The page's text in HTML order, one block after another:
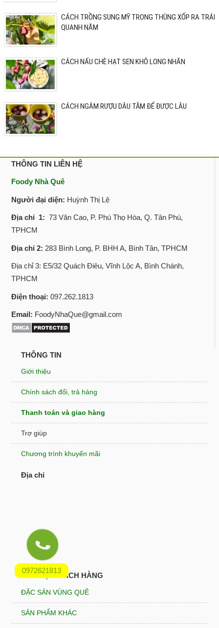
CÁCH TRỒNG SUNG MỸ TRONG THÙNG XỐP RA TRÁI
QUANH NĂM
CÁCH NẤU CHÈ HẠT SEN KHÔ LONG NHÃN
CÁCH NGÂM RƯỢU DÂU TẰM ĐỂ ĐƯỢC LÂU
0972621813
THÔNG TIN LIÊN HỆ
Foody Nhà Quê
Người đại diện: Huỳnh Thị Lệ
Địa chỉ 1: 73 Văn Cao, P. Phú Thọ Hòa, Q. Tân Phú,
TPHCM
Địa chỉ 2: 283 Bình Long, P. BHH A, Bình Tân, TPHCM
Địa chỉ 3: E5/32 Quách Điêu, Vĩnh Lộc A, Bình Chánh,
TPHCM
Điện thoại: 097.262.1813
Email: FoodyNhaQue@gmail.com
THÔNG TIN
Giới thiệu
Chính sách đổi, trả hàng
Thanh toán và giao hàng
Trợ giúp
Chương trình khuyến mãi
Địa chỉ
HỖ TRỢ KHÁCH HÀNG
ĐẶC SẢN VÙNG QUÊ
SẢN PHẨM KHÁC